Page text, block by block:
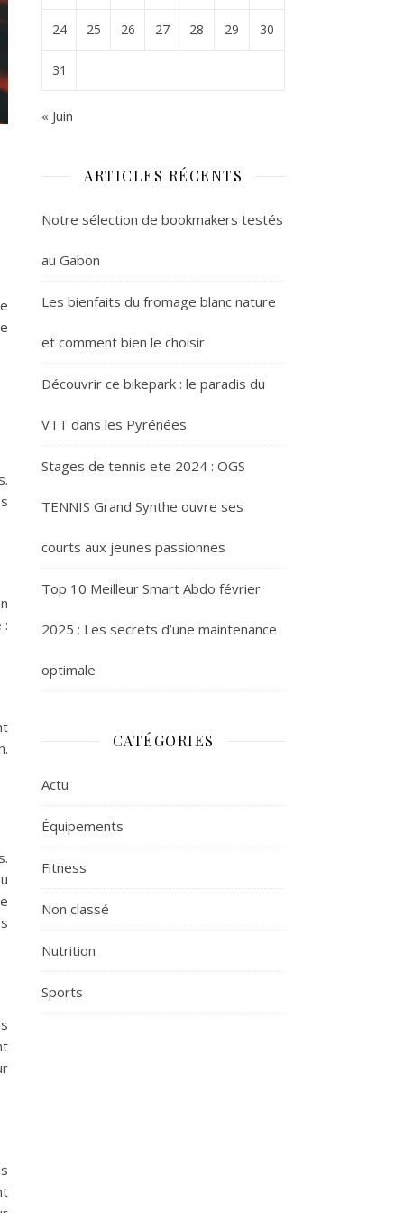
:
24 25 26 27 28 29 30
31
« Juin
ARTICLES RÉCENTS
Notre sélection de bookmakers testés
au Gabon
Les bienfaits du fromage blanc nature
et comment bien le choisir
Découvrir ce bikepark : le paradis du
VTT dans les Pyrénées
Stages de tennis ete 2024 : OGS
TENNIS Grand Synthe ouvre ses
courts aux jeunes passionnes
Top 10 Meilleur Smart Abdo février
2025 : Les secrets d’une maintenance
optimale
CATÉGORIES
Actu
Équipements
Fitness
Non classé
Nutrition
Sports